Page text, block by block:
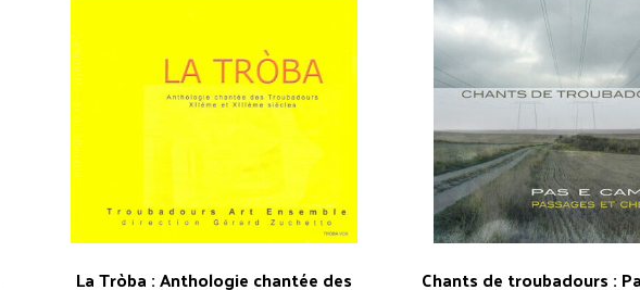
La Tròba : Anthologie chantée des Chants de troubadours :